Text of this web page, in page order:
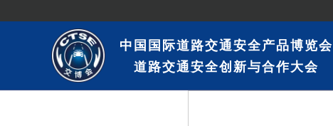
中国国际道路交通安全产品博览会
道路交通安全创新与合作大会